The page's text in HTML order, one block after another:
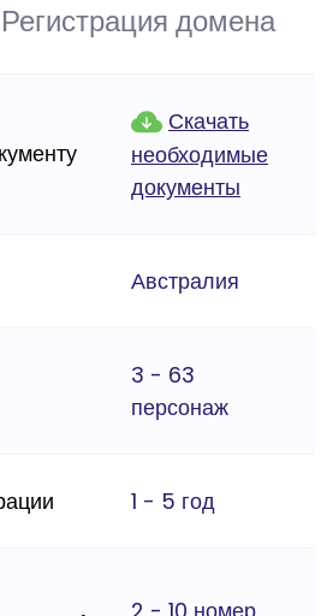
домена
Скачать
необходимые
документы
Австралия
3 - 63
персонаж
1 - 5 год